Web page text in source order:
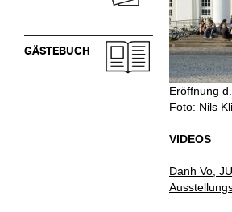
GÄSTEBUCH
Eröffnung
Foto: Nils
VIDEOS
Danh Vo,